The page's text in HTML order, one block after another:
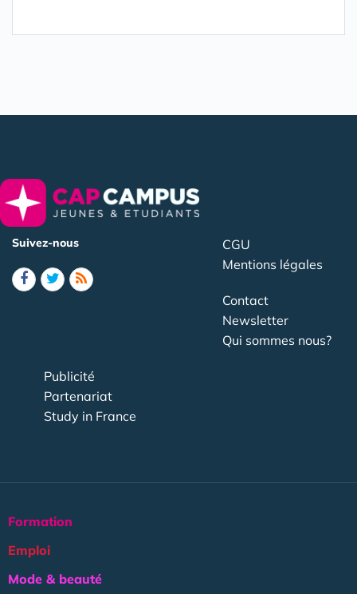
Suivez-nous
CGU
Mentions légales
Contact
Newsletter
Qui sommes nous?
Publicité
Partenariat
Study in France
Formation
Emploi
Mode & beauté